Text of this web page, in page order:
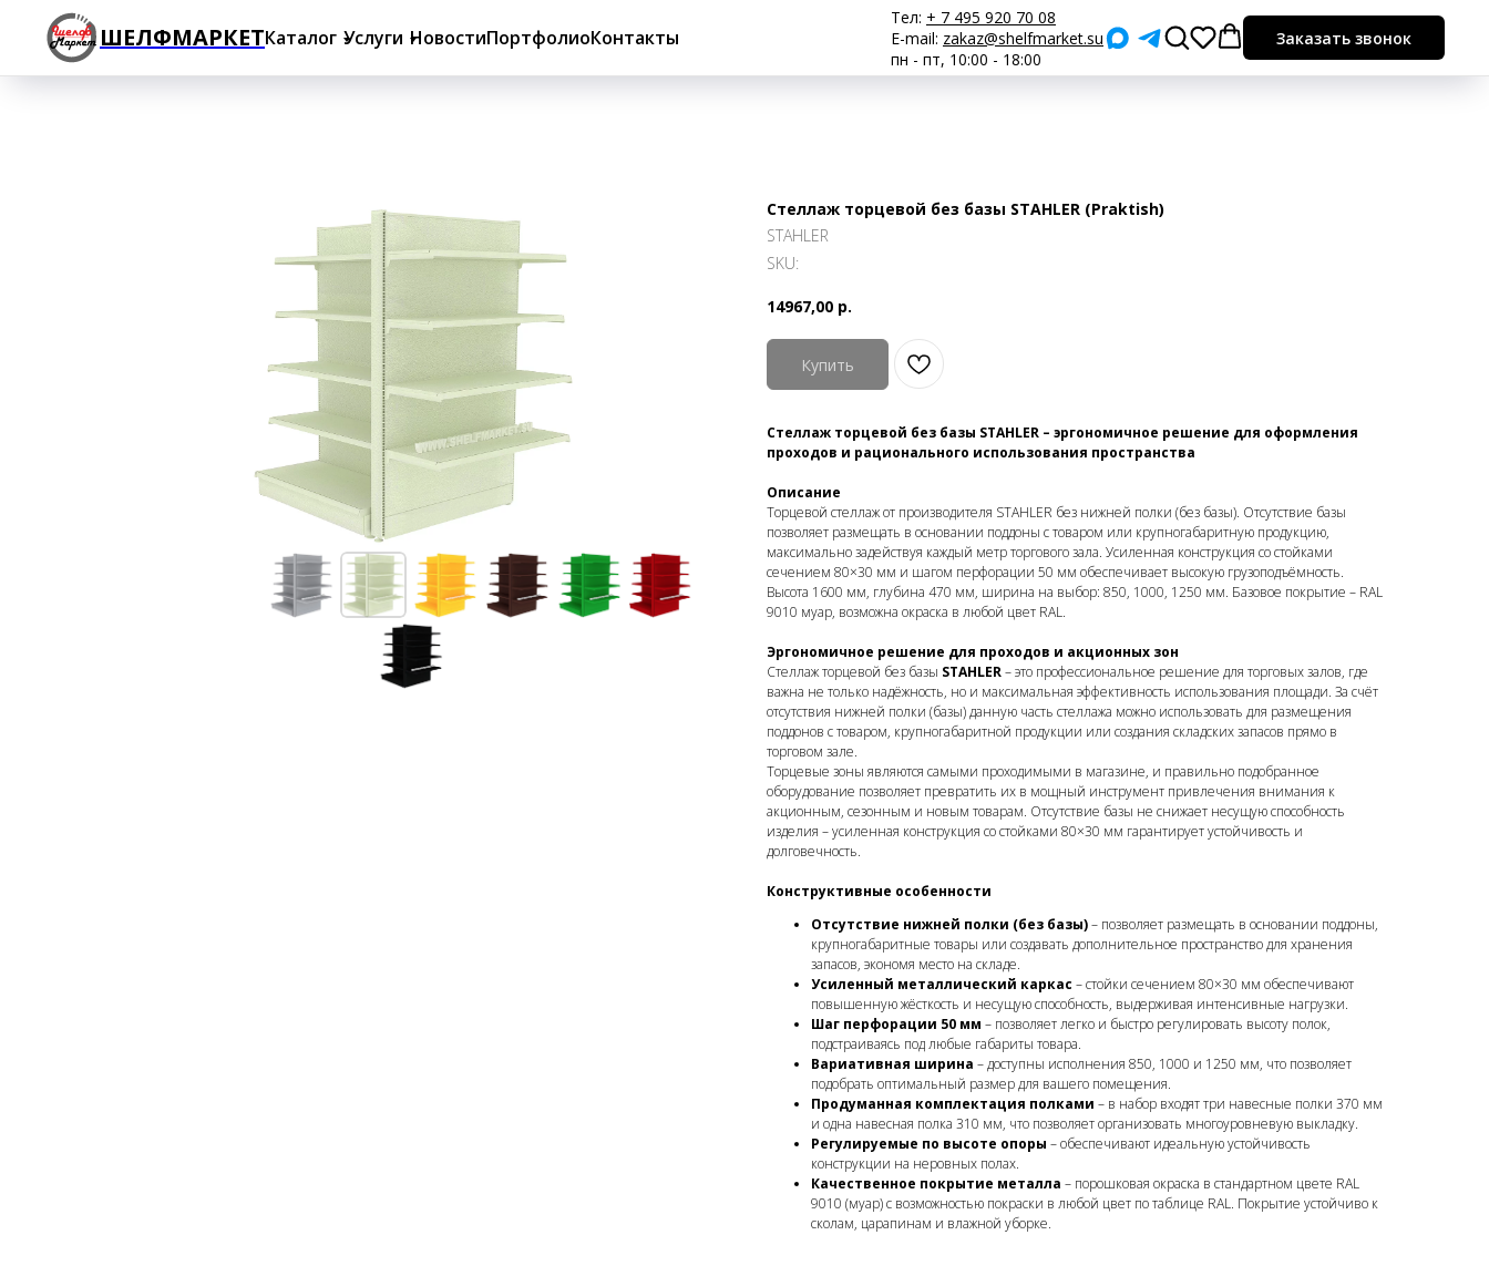
ШЕЛФМАРКЕТКаталог Услуги НовостиПортфолиоКонтакты
Тел: + 7 495 920 70 08
E-mail: zakaz@shelfmarket.su
пн - пт, 10:00 - 18:00
Заказать звонок
Стеллаж торцевой без базы STAHLER (Praktish)
STAHLER
SKU:
14967,00 р.
Купить
Стеллаж торцевой без базы STAHLER – эргономичное решение для оформления
проходов и рационального использования пространства
Описание
Торцевой стеллаж от производителя STAHLER без нижней полки (без базы). Отсутствие базы
позволяет размещать в основании поддоны с товаром или крупногабаритную продукцию,
максимально задействуя каждый метр торгового зала. Усиленная конструкция со стойками
сечением 80×30 мм и шагом перфорации 50 мм обеспечивает высокую грузоподъёмность.
Высота 1600 мм, глубина 470 мм, ширина на выбор: 850, 1000, 1250 мм. Базовое покрытие – RAL
9010 муар, возможна окраска в любой цвет RAL.
Эргономичное решение для проходов и акционных зон
Стеллаж торцевой без базы STAHLER– это профессиональное решение для торговых залов, где
важна не только надёжность, но и максимальная эффективность использования площади. За счёт
отсутствия нижней полки (базы) данную часть стеллажа можно использовать для размещения
поддонов с товаром, крупногабаритной продукции или создания складских запасов прямо в
торговом зале.
Торцевые зоны являются самыми проходимыми в магазине, и правильно подобранное
оборудование позволяет превратить их в мощный инструмент привлечения внимания к
акционным, сезонным и новым товарам. Отсутствие базы не снижает несущую способность
изделия – усиленная конструкция со стойками 80×30 мм гарантирует устойчивость и
долговечность.
Конструктивные особенности
Отсутствие нижней полки (без базы)– позволяет размещать в основании поддоны,
крупногабаритные товары или создавать дополнительное пространство для хранения
запасов, экономя место на складе.
Усиленный металлический каркас – стойки сечением 80×30 мм обеспечивают
повышенную жёсткость и несущую способность, выдерживая интенсивные нагрузки.
Шаг перфорации 50 мм – позволяет легко и быстро регулировать высоту полок,
подстраиваясь под любые габариты товара.
Вариативная ширина – доступны исполнения 850, 1000 и 1250 мм, что позволяет
подобрать оптимальный размер для вашего помещения.
Продуманная комплектация полками – в набор входят три навесные полки 370 мм
и одна навесная полка 310 мм, что позволяет организовать многоуровневую выкладку.
Регулируемые по высоте опоры – обеспечивают идеальную устойчивость
конструкции на неровных полах.
Качественное покрытие металла – порошковая окраска в стандартном цвете RAL
9010 (муар) с возможностью покраски в любой цвет по таблице RAL. Покрытие устойчиво к
сколам, царапинам и влажной уборке.